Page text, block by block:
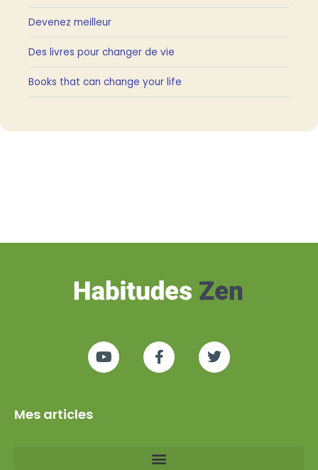
Devenez meilleur
Des livres pour changer de vie
Books that can change your life
Mes articles